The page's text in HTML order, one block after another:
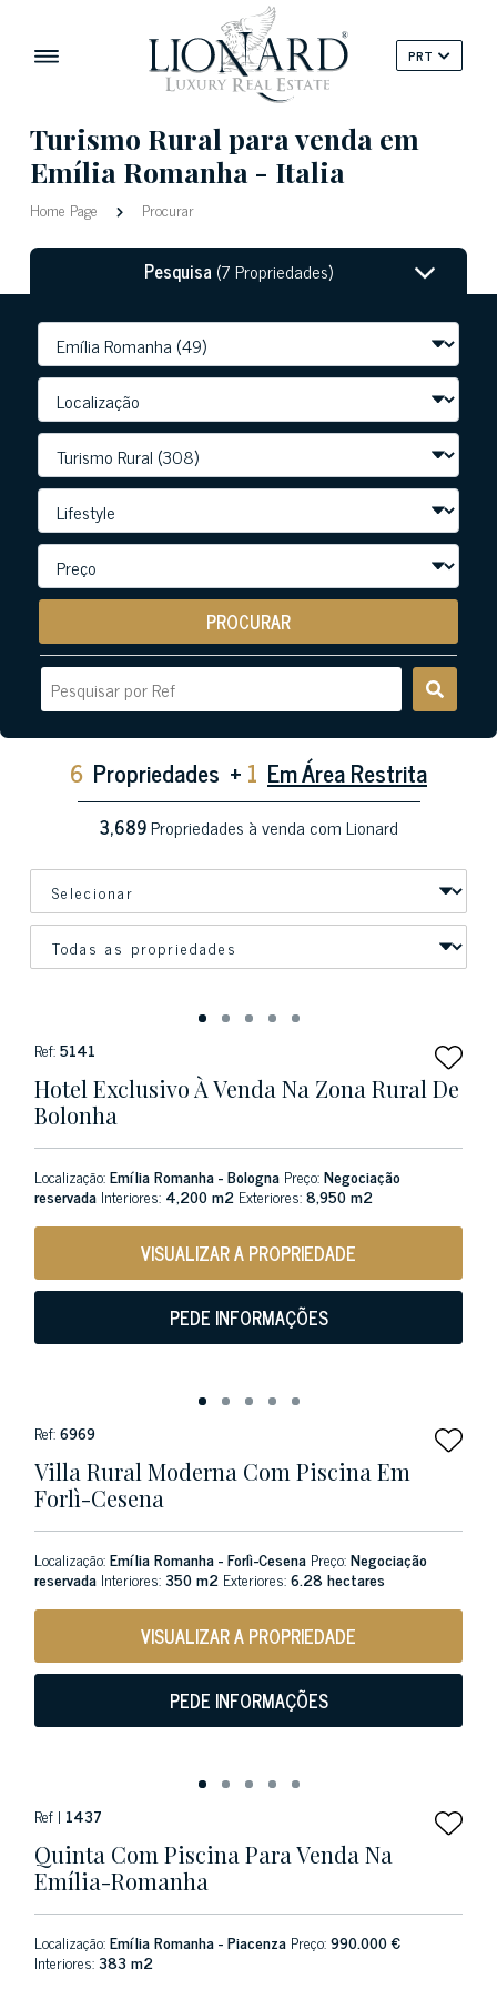
PRT
Turismo Rural para venda em
Emília Romanha - Italia
Home Page Procurar
Pesquisa(7 Propriedades)
PROCURAR
6 Propriedades + 1 Em Área Restrita
3,689Propriedades à venda com Lionard
Ref:5141
Hotel Exclusivo À Venda Na Zona Rural De
Bolonha
Localização:Emília Romanha - Bologna Preço:Negociação
reservada Interiores: 4,200 m2 Exteriores:8,950 m2
VISUALIZAR A PROPRIEDADE
PEDE INFORMAÇÕES
Ref:6969
Villa Rural Moderna Com Piscina Em
Forlì-Cesena
Localização:Emília Romanha - Forlì-Cesena Preço:Negociação
reservada Interiores:350 m2 Exteriores:6.28 hectares
VISUALIZAR A PROPRIEDADE
PEDE INFORMAÇÕES
Ref | 1437
Quinta Com Piscina Para Venda Na
Emília-Romanha
Localização:Emília Romanha - Piacenza Preço:990.000 €
Interiores:383 m2